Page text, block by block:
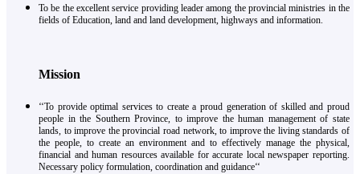
To be the excellent service providing leader among the provincial ministries in the
fields of Education, land and land development, highways and information.
Mission
‘‘To provide optimal services to create a proud generation of skilled and proud
people in the Southern Province, to improve the human management of state
lands, to improve the provincial road network, to improve the living standards of
the people, to create an environment and to effectively manage the physical,
financial and human resources available for accurate local newspaper reporting.
Necessary policy formulation, coordination and guidance‘‘